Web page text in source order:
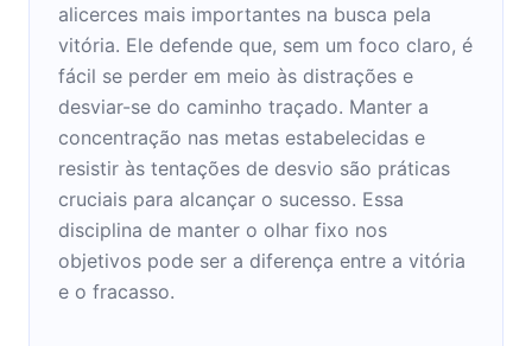
alicerces mais importantes na busca pela
vitória. Ele defende que, sem um foco claro, é
fácil se perder em meio às distrações e
desviar-se do caminho traçado. Manter a
concentração nas metas estabelecidas e
resistir às tentações de desvio são práticas
cruciais para alcançar o sucesso. Essa
disciplina de manter o olhar fixo nos
objetivos pode ser a diferença entre a vitória
e o fracasso.